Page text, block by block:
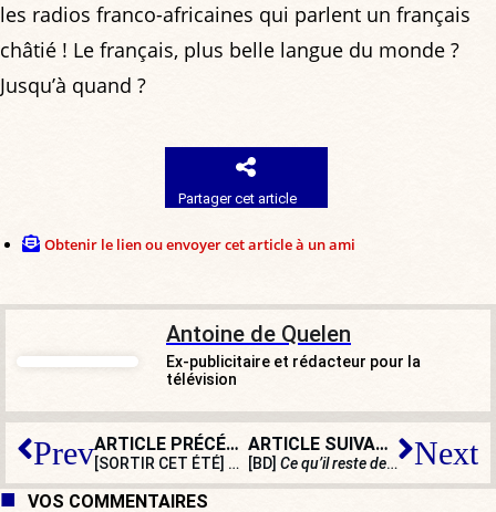
les radios franco-africaines qui parlent un français
châtié ! Le français, plus belle langue du monde ?
Jusqu’à quand ?
Partager cet article
Obtenir le lien ou envoyer cet article à un ami
Antoine de Quelen
Ex-publicitaire et rédacteur pour la
Prev ARTICLE PRÉCÉDENT ARTICLE SUIVANT Next